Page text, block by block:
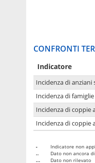
CONFRONTI
Indicatore
Incidenza di anziani
Incidenza di
Incidenza di coppie
Incidenza di coppie
-
Indicatore non
..
Dato non ancora
...
Dato non rilevato